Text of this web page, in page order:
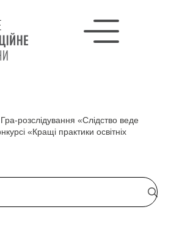
Гра-розслідування «Слідство веде
«Кращі практики освітніх